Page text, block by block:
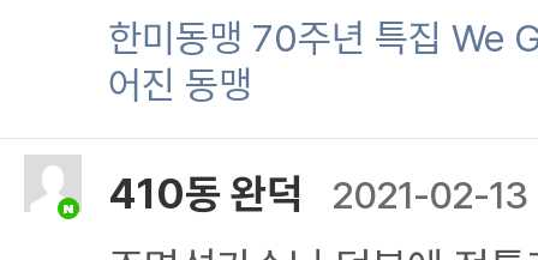
던 많은 부분들을 조금알
고 새겨야 미래가 있다고
수 있는 것은 지난세월 선
문이 아닐까 합니다. 한미
한미동맹 70주년 특집 We
어진 동맹
410동 완덕 2021-02-13